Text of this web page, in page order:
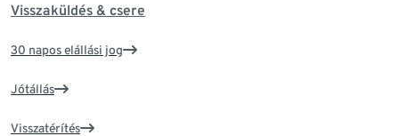
Visszaküldés & csere
30 napos elállási jog
Jótállás
Visszatérítés